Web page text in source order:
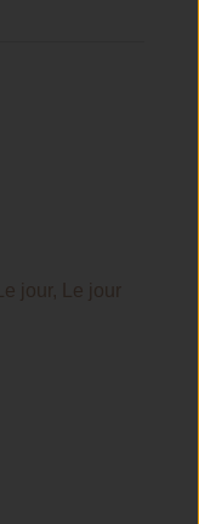
Le jour, Le jour